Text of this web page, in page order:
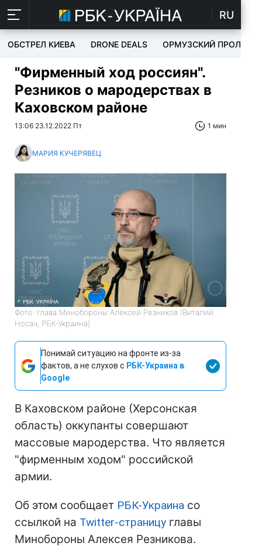
RU
ОБСТРЕЛ КИЕВА DRONE DEALS ОРМУЗСКИЙ ПРОЛИВ
"Фирменный ход россиян".
Резников о мародерствах в
Каховском районе
13:06 23.12.2022 Пт 1 мин
МАРИЯ КУЧЕРЯВЕЦ
Фото: глава Минобороны Алексей Резников (Виталий
Носач, РБК-Украина)
Понимай ситуацию на фронте из-за
фактов, а не слухов с РБК-Украина в
Google
В Каховском районе (Херсонская
область) оккупанты совершают
массовые мародерства. Что является
"фирменным ходом" российской
армии.
Об этом сообщает РБК-Украина со
ссылкой на Twitter-страницу главы
Минобороны Алексея Резникова.